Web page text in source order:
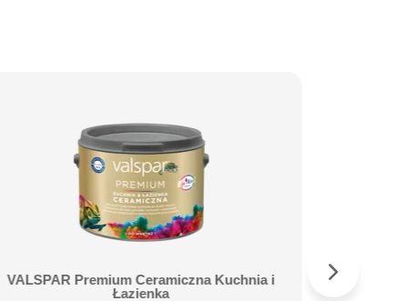
VALSPAR Premium Ceramiczna Kuchnia i
Łazienka